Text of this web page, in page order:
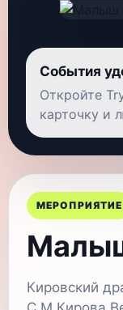
МЕРОПРИЯТИЕ
Кировский
События
Откройте
карточку и